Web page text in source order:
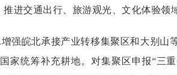
推进交通出行、旅游观光、文化体验领
增强皖北承接产业转移集聚区和大别山
家统筹补充耕地。对集聚区申报“三